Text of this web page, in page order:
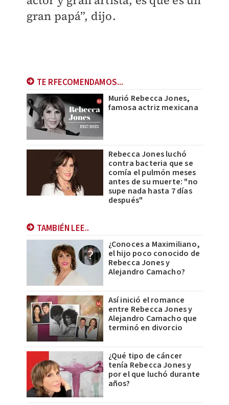
gran papá”, dijo.
TE RFECOMENDAMOS...
Murió Rebecca Jones,
famosa actriz mexicana
Rebecca Jones luchó
contra bacteria que se
comía el pulmón meses
antes de su muerte: "no
supe nada hasta 7 días
después"
TAMBIÉN LEE..
¿Conoces a Maximiliano,
el hijo poco conocido de
Rebecca Jones y
Alejandro Camacho?
Así inició el romance
entre Rebecca Jones y
Alejandro Camacho que
terminó en divorcio
¿Qué tipo de cáncer
tenía Rebecca Jones y
por el que luchó durante
años?